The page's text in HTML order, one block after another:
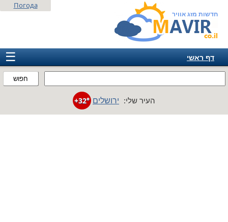
חדשות מזג אוויר
חפוש
Погода
☰
דף ראשי
אמריקה
העיר שלי: ירושלים +32°